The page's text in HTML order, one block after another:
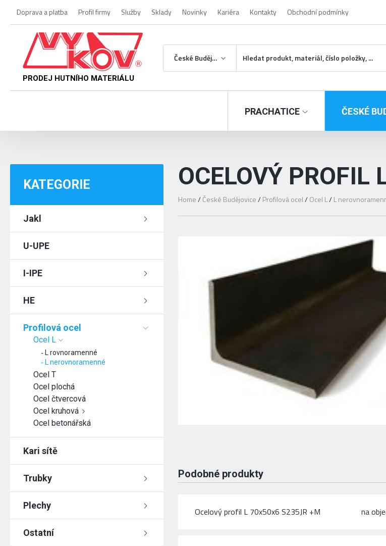
Doprava a platba Profil firmy Služby Sklady Novinky Kariéra Kontakty Obchodní podmínky
PRODEJ HUTNÍHO MATERIÁLU
České Budějovice
PRACHATICE ČESKÉ
KATEGORIE
Jakl
U-UPE
I-IPE
HE
Profilová ocel
Ocel L
L rovnoramenné
L nerovnoramenné
Ocel T
Ocel plochá
Ocel čtvercová
Ocel kruhová
Ocel betonářská
Kari sítě
Trubky
Plechy
Ostatní
OCELOVÝ
Home/ České Budějovice/ Profilová ocel/ Ocel L/ L
Podobné produkty
Ocelový profil L 70x50x6 S235JR +M na